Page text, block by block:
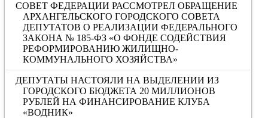
СОВЕТ ФЕДЕРАЦИИ РАССМОТРЕЛ ОБРАЩЕНИЕ
АРХАНГЕЛЬСКОГО ГОРОДСКОГО СОВЕТА
ДЕПУТАТОВ О РЕАЛИЗАЦИИ ФЕДЕРАЛЬНОГО
ЗАКОНА № 185-ФЗ «О ФОНДЕ СОДЕЙСТВИЯ
РЕФОРМИРОВАНИЮ ЖИЛИЩНО-
КОММУНАЛЬНОГО ХОЗЯЙСТВА»
ДЕПУТАТЫ НАСТОЯЛИ НА ВЫДЕЛЕНИИ ИЗ
ГОРОДСКОГО БЮДЖЕТА 20 МИЛЛИОНОВ
РУБЛЕЙ НА ФИНАНСИРОВАНИЕ КЛУБА
«ВОДНИК»